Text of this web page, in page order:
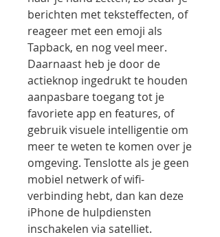
berichten met teksteffecten, of
reageer met een emoji als
Tapback, en nog veel meer.
Daarnaast heb je door de
actieknop ingedrukt te houden
aanpasbare toegang tot je
favoriete app en features, of
gebruik visuele intelligentie om
meer te weten te komen over je
omgeving. Tenslotte als je geen
mobiel netwerk of wifi-
verbinding hebt, dan kan deze
iPhone de hulpdiensten
inschakelen via satelliet.